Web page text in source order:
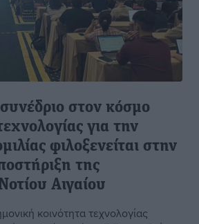
στον κόσμο
για την
φιλοξενείται στην
της
Αιγαίου
κοινότητα τεχνολογίας